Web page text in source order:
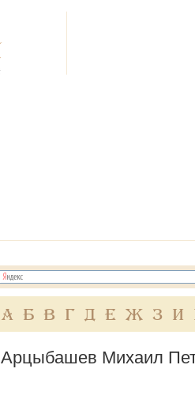
А Б В Г Д Е Ж З И
Арцыбашев Михаил